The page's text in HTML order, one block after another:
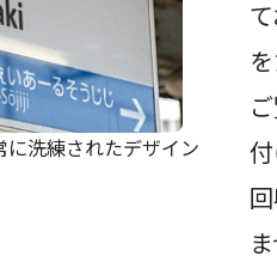
洗練されたデザイン